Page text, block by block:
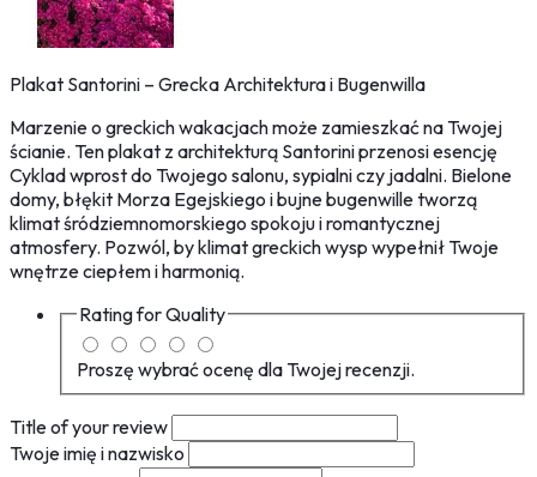
Plakat Santorini – Grecka Architektura i Bugenwilla
Marzenie o greckich wakacjach może zamieszkać na Twojej
ścianie. Ten plakat z architekturą Santorini przenosi esencję
Cyklad wprost do Twojego salonu, sypialni czy jadalni. Bielone
domy, błękit Morza Egejskiego i bujne bugenwille tworzą
klimat śródziemnomorskiego spokoju i romantycznej
atmosfery. Pozwól, by klimat greckich wysp wypełnił Twoje
wnętrze ciepłem i harmonią.
Rating forQuality
Proszę wybrać ocenę dla Twojej recenzji.
Title of your review
Twoje imię i nazwisko